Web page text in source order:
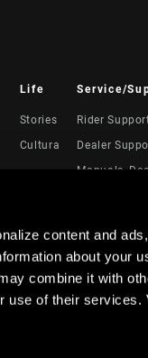
content and
about your
combine it with
use of their
Life
Stories
Cultura
Service/
Rider
Dealer
Manuals,
Service Direct